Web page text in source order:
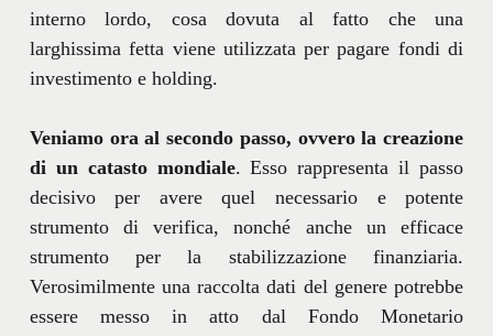
interno lordo, cosa dovuta al fatto che una
larghissima fetta viene utilizzata per pagare fondi di
investimento e holding.
Veniamo ora al secondo passo, ovvero la creazione
di un catasto mondiale. Esso rappresenta il passo
decisivo per avere quel necessario e potente
strumento di verifica, nonché anche un efficace
strumento per la stabilizzazione finanziaria.
Verosimilmente una raccolta dati del genere potrebbe
essere messo in atto dal Fondo Monetario